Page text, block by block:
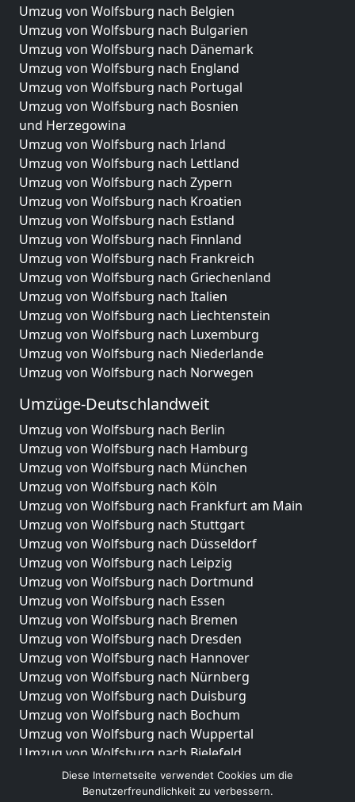
Umzug von Wolfsburg nach Belgien
Umzug von Wolfsburg nach Bulgarien
Umzug von Wolfsburg nach Dänemark
Umzug von Wolfsburg nach England
Umzug von Wolfsburg nach Portugal
Umzug von Wolfsburg nach Bosnien
und Herzegowina
Umzug von Wolfsburg nach Irland
Umzug von Wolfsburg nach Lettland
Umzug von Wolfsburg nach Zypern
Umzug von Wolfsburg nach Kroatien
Umzug von Wolfsburg nach Estland
Umzug von Wolfsburg nach Finnland
Umzug von Wolfsburg nach Frankreich
Umzug von Wolfsburg nach Griechenland
Umzug von Wolfsburg nach Italien
Umzug von Wolfsburg nach Liechtenstein
Umzug von Wolfsburg nach Luxemburg
Umzug von Wolfsburg nach Niederlande
Umzug von Wolfsburg nach Norwegen
Umzüge-Deutschlandweit
Umzug von Wolfsburg nach Berlin
Umzug von Wolfsburg nach Hamburg
Umzug von Wolfsburg nach München
Umzug von Wolfsburg nach Köln
Umzug von Wolfsburg nach Frankfurt am Main
Umzug von Wolfsburg nach Stuttgart
Umzug von Wolfsburg nach Düsseldorf
Umzug von Wolfsburg nach Leipzig
Umzug von Wolfsburg nach Dortmund
Umzug von Wolfsburg nach Essen
Umzug von Wolfsburg nach Bremen
Umzug von Wolfsburg nach Dresden
Umzug von Wolfsburg nach Hannover
Umzug von Wolfsburg nach Nürnberg
Umzug von Wolfsburg nach Duisburg
Umzug von Wolfsburg nach Bochum
Umzug von Wolfsburg nach Wuppertal
Umzug von Wolfsburg nach Bielefeld
Umzug von Wolfsburg nach Bonn
Umzug von Wolfsburg nach Münster
Diese Internetseite verwendet Cookies um die
Benutzerfreundlichkeit zu verbessern.